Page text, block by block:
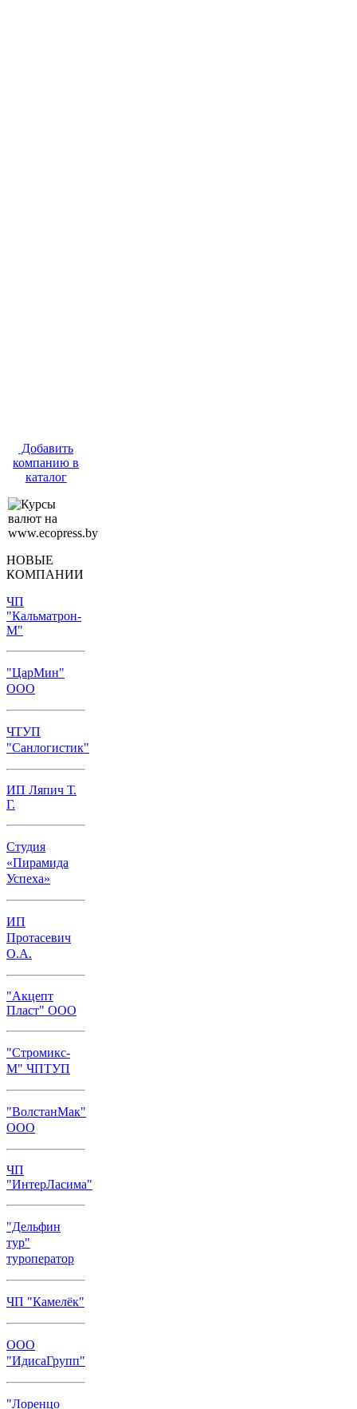
Добавить
компанию в
каталог
НОВЫЕ
КОМПАНИИ
ЧП
"Кальматрон-
М"
"ЦарМин"
ООО
ЧТУП
"Санлогистик"
ИП Ляпич Т.
Г.
Студия
«Пирамида
Успеха»
ИП
Протасевич
О.А.
"Акцепт
Пласт" ООО
"Стромикс-
М" ЧПТУП
"ВолстанМак"
ООО
ЧП
"ИнтерЛасима"
"Дельфин
тур"
туроператор
ЧП "Камелёк"
ООО
"ИдисаГрупп"
"Лоренцо